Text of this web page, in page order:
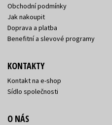
Obchodní podmínky
Jak nakoupit
Doprava a platba
Benefitní a slevové programy
KONTAKTY
Kontakt na e-shop
Sídlo společnosti
O NÁS